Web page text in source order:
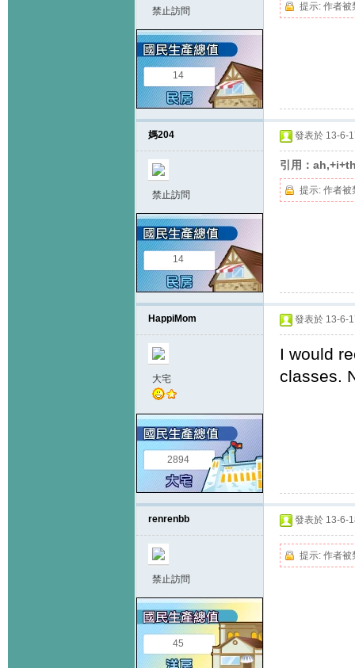
禁止訪問
14
提示: 作者被
媽204
禁止訪問
14
發表於 13-6-
引用：
提示: 作者被
HappiMom
大宅
2894
發表於 13-6-
I would
classes.
renrenbb
禁止訪問
45
發表於 13-6-
提示: 作者被